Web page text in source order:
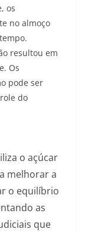
os
no almoço
resultou em
Os
pode ser
do
o açúcar
melhorar a
o equilíbrio
as
que